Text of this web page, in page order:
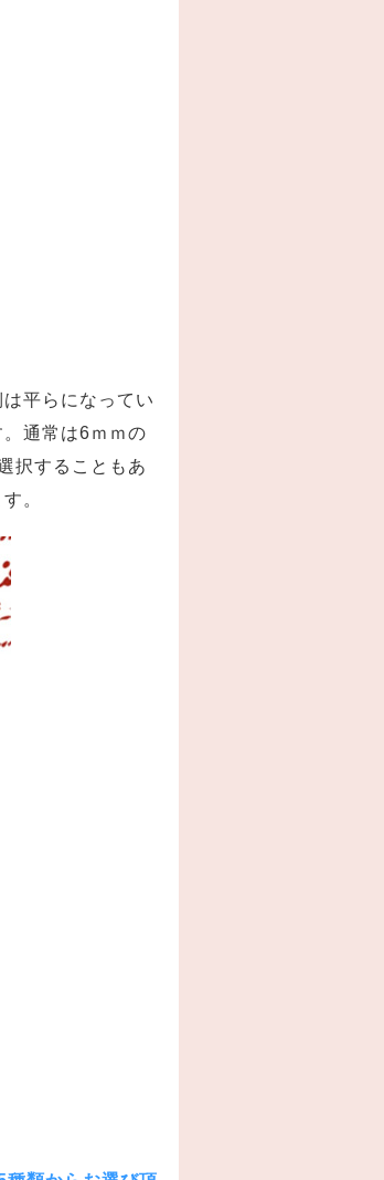
平らになってい
通常は6ｍｍの
択することもあ
。